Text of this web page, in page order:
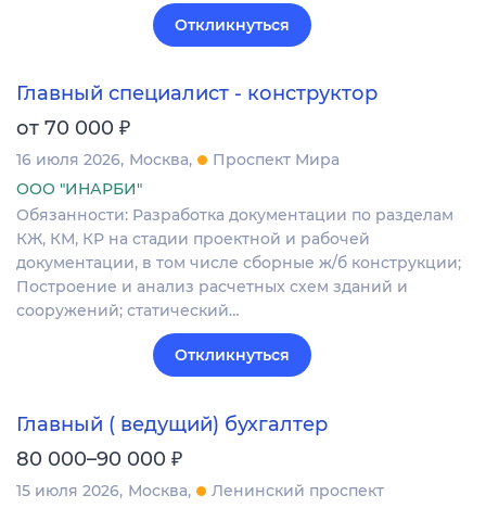
Откликнуться
Главный специалист - конструктор
от 70 000 ₽
16 июля 2026 Москва
Проспект Мира
ООО "ИНАРБИ"
Обязанности: Разработка документации по разделам
КЖ, КМ, КР на стадии проектной и рабочей
документации, в том числе сборные ж/б конструкции;
Построение и анализ расчетных схем зданий и
сооружений; статический…
Откликнуться
Главный ( ведущий) бухгалтер
80 000–90 000 ₽
15 июля 2026 Москва
Ленинский проспект